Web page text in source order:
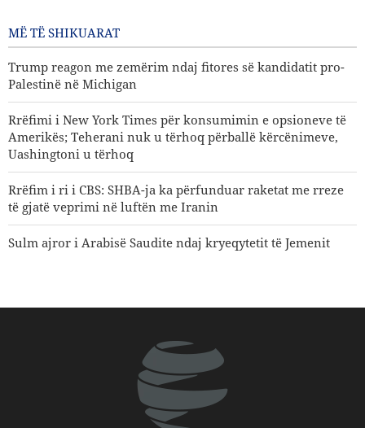
MË TË SHIKUARAT
Trump reagon me zemërim ndaj fitores së kandidatit pro-
Palestinë në Michigan
Rrëfimi i New York Times për konsumimin e opsioneve të
Amerikës; Teherani nuk u tërhoq përballë kërcënimeve,
Uashingtoni u tërhoq
Rrëfim i ri i CBS: SHBA-ja ka përfunduar raketat me rreze
të gjatë veprimi në luftën me Iranin
Sulm ajror i Arabisë Saudite ndaj kryeqytetit të Jemenit
Mbi 22 milionë vizitorë morën pjesë në ceremoninë e
Personaliteti i njohur mediatik amerikan: Trumpi meriton